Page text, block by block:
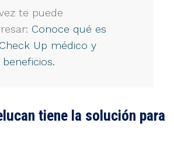
te puede
Conoce qué es
Up médico y
beneficios.
tiene la solución para